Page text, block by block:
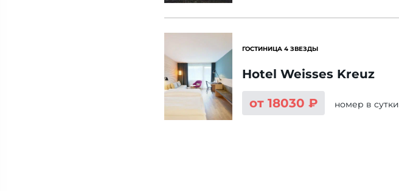
ГОСТИНИЦА 4 ЗВЕЗДЫ
Hotel Weisses Kreuz
от 18030 ₽
номер в сутки